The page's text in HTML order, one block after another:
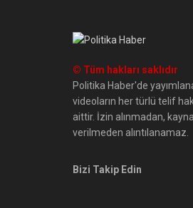
© Tüm hakları saklıdır
Politika Haber'de
videoların her türlü telif
aittir. İzin alınmadan,
verilmeden alıntılanamaz.
Bizi Takip Edin